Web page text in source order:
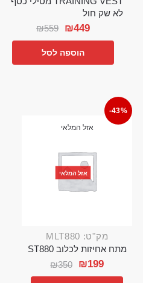
לא שק חול
₪559 ₪449
הוספה לסל
-43%
אזל המלאי
אזל המלאי
מק"ט: MLT880
מתח אחיזות לכלוב ST880
₪350 ₪199